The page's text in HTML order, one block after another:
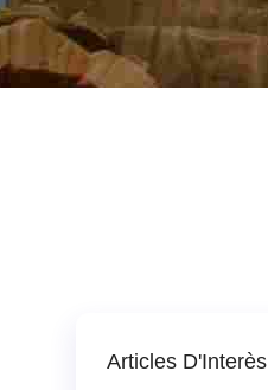
Articles D'Interès